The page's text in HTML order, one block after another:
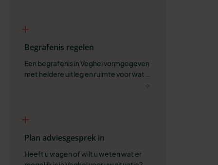
Begrafenis regelen
Een begrafenis in Veghel vormgegeven
met heldere uitleg en ruimte voor wat
Plan adviesgesprek in
Heeft u vragen of wilt u weten wat er